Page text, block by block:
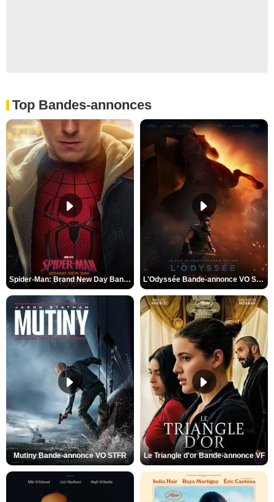
Top Bandes-annonces
Spider-Man: Brand New Day Bande-annonce VO STFR L'Odyssée Bande-annonce VO STFR
Mutiny Bande-annonce VO STFR Le Triangle d'or Bande-annonce VF